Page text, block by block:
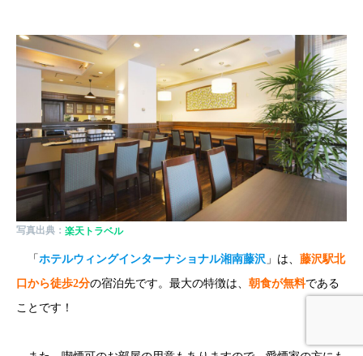
写真出典： 楽天トラベル
「 ホテルウィングインターナショナル湘南藤沢 」は、 藤沢駅北
口から徒歩2分の宿泊先です。最大の特徴は、 朝食が無料である
ことです！